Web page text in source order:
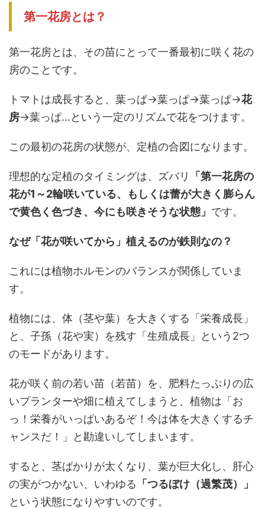
第一花房とは？
第一花房とは、その苗にとって一番最初に咲く花の
房のことです。
トマトは成長すると、葉っぱ→葉っぱ→葉っぱ→花
房→葉っぱ…という一定のリズムで花をつけます。
この最初の花房の状態が、定植の合図になります。
理想的な定植のタイミングは、ズバリ
「第一花房の
花が1～2輪咲いている、もしくは蕾が大きく膨らん
で黄色く色づき、今にも咲きそうな状態」 です。
なぜ「花が咲いてから」植えるのが鉄則なの？
これには植物ホルモンのバランスが関係していま
す。
植物には、体（茎や葉）を大きくする「栄養成長」
と、子孫（花や実）を残す「生殖成長」という2つ
のモードがあります。
花が咲く前の若い苗（若苗）を、肥料たっぷりの広
いプランターや畑に植えてしまうと、植物は「お
っ！栄養がいっぱいあるぞ！今は体を大きくするチ
ャンスだ！」と勘違いしてしまいます。
すると、茎ばかりが太くなり、葉が巨大化し、肝心
の実がつかない、いわゆる 「つるぼけ（過繁茂）」
という状態になりやすいのです。